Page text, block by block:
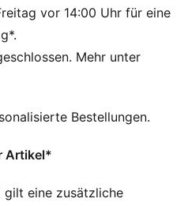
vor 14:00 Uhr für eine
Mehr unter
Bestellungen.
Artikel*
gilt eine zusätzliche